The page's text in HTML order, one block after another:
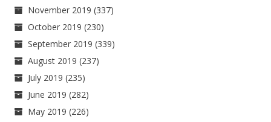
November 2019 (337)
October 2019 (230)
September 2019 (339)
August 2019 (237)
July 2019 (235)
June 2019 (282)
May 2019 (226)